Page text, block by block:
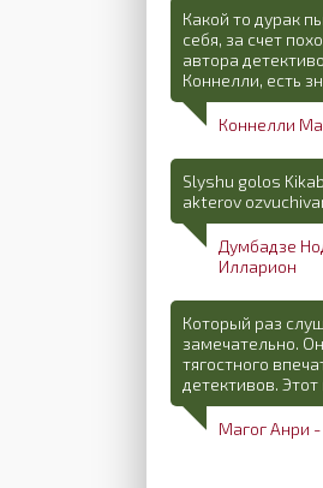
Какой то дурак
себя, за счет
автора
Коннелли, есть
Коннелли
Slyshu golos
akterov
Думбадзе
Илларион
Который раз
замечательно.
тягостного
детективов.
Магог Анри